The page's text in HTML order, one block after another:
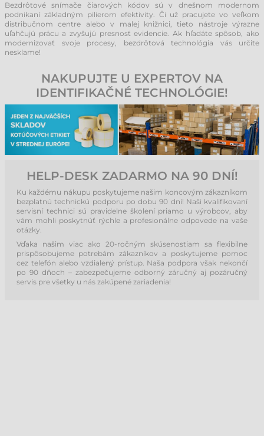
Bezdrôtové snímače čiarových kódov sú v dnešnom modernom
podnikaní základným pilierom efektivity. Či už pracujete vo veľkom
distribučnom centre alebo v malej knižnici, tieto nástroje výrazne
uľahčujú prácu a zvyšujú presnosť evidencie. Ak hľadáte spôsob, ako
modernizovať svoje procesy, bezdrôtová technológia vás určite
nesklame!
NAKUPUJTE U EXPERTOV NA
IDENTIFIKAČNÉ TECHNOLÓGIE!
HELP-DESK ZADARMO NA 90 DNÍ!
Ku každému nákupu poskytujeme našim koncovým zákazníkom
bezplatnú technickú podporu po dobu 90 dní! Naši kvalifikovaní
servisní technici sú pravidelne školení priamo u výrobcov, aby
vám mohli poskytnúť rýchle a profesionálne odpovede na vaše
otázky.
Vďaka našim viac ako 20-ročným skúsenostiam sa flexibilne
prispôsobujeme potrebám zákazníkov a poskytujeme pomoc
cez telefón alebo vzdialený prístup. Naša podpora však nekončí
po 90 dňoch – zabezpečujeme odborný záručný aj pozáručný
servis pre všetky u nás zakúpené zariadenia!